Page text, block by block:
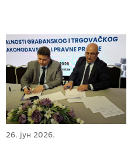
26. јун 2026.